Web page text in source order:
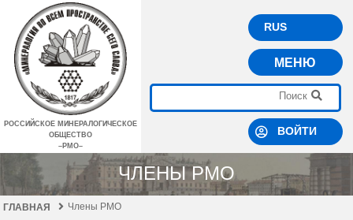
РОССИЙСКОЕ МИНЕРАЛОГИЧЕСКОЕ
ОБЩЕСТВО
–РМО–
RUS
МЕНЮ
ВОЙТИ
ЧЛЕНЫ РМО
ГЛАВНАЯ Члены РМО